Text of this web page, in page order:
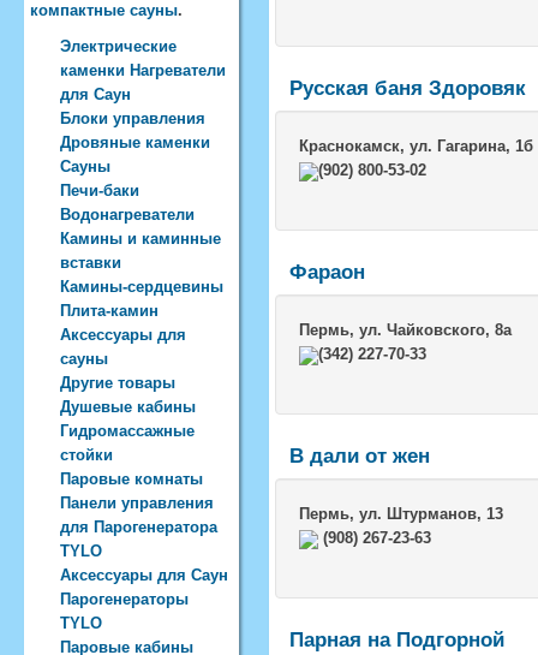
компактные сауны.
Электрические
каменки Нагреватели
для Саун
Блоки управления
Дровяные каменки
Сауны
Печи-баки
Водонагреватели
Камины и каминные
вставки
Камины-сердцевины
Плита-камин
Аксессуары для
сауны
Другие товары
Душевые кабины
Гидромассажные
стойки
Паровые комнаты
Панели управления
для Парогенератора
TYLO
Аксессуары для Саун
Парогенераторы
TYLO
Паровые кабины
Русская баня Здоровяк
Краснокамск, ул. Гагарина, 1б
(902) 800-53-02
Фараон
Пермь, ул. Чайковского, 8а
(342) 227-70-33
В дали от жен
Пермь, ул. Штурманов, 13
(908) 267-23-63
Парная на Подгорной